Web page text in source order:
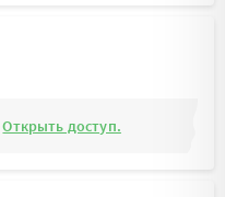
Открыть доступ.